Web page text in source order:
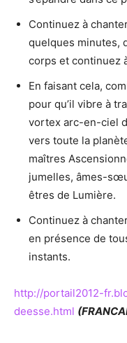
Continuez à
quelques minutes,
corps et continuez
En faisant cela,
pour qu’il vibre à
vortex arc-en-ciel
vers toute la
maîtres
jumelles, âmes-
êtres de Lumière.
Continuez à
en présence de
instants.
http://portail2012-
deesse.html